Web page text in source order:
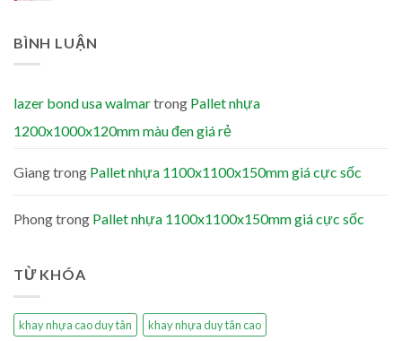
BÌNH LUẬN
lazer bond usa walmartrong Pallet nhựa
1200x1000x120mm màu đen giá rẻ
Giangtrong Pallet nhựa 1100x1100x150mm giá cực sốc
Phongtrong Pallet nhựa 1100x1100x150mm giá cực sốc
TỪ KHÓA
khay nhựa cao duy tân
khay nhựa duy tân cao